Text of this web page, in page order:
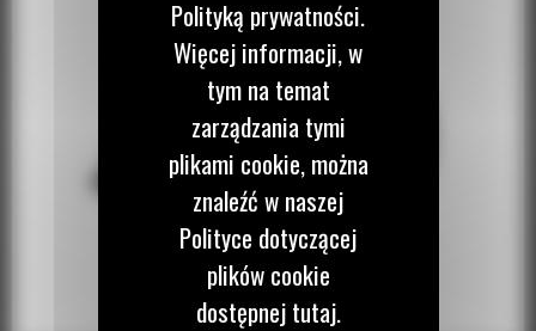
Polityką prywatności.
Więcej informacji, w
tym na temat
zarządzania tymi
plikami cookie, można
znaleźć w naszej
Polityce dotyczącej
plików cookie
dostępnej tutaj.